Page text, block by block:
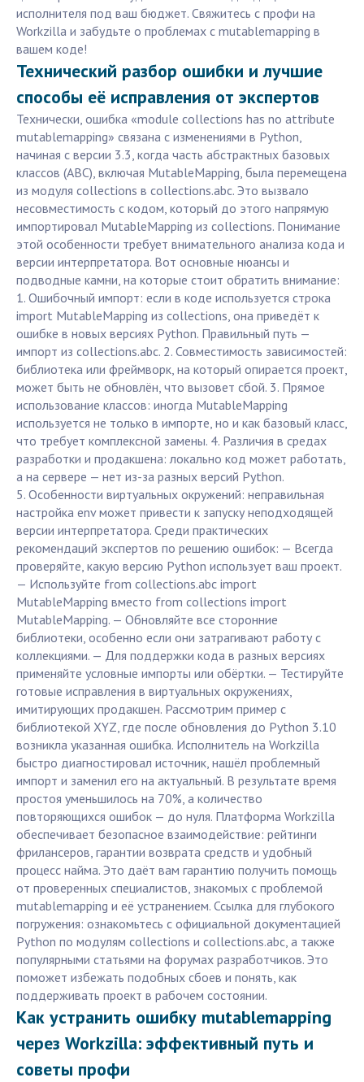
исполнителя под ваш бюджет. Свяжитесь с профи на
Workzilla и забудьте о проблемах с mutablemapping в
вашем коде!
Технический разбор ошибки и лучшие
способы её исправления от экспертов
Технически, ошибка «module collections has no attribute
mutablemapping» связана с изменениями в Python,
начиная с версии 3.3, когда часть абстрактных базовых
классов (ABC), включая MutableMapping, была перемещена
из модуля collections в collections.abc. Это вызвало
несовместимость с кодом, который до этого напрямую
импортировал MutableMapping из collections. Понимание
этой особенности требует внимательного анализа кода и
версии интерпретатора. Вот основные нюансы и
подводные камни, на которые стоит обратить внимание:
1. Ошибочный импорт: если в коде используется строка
import MutableMapping из collections, она приведёт к
ошибке в новых версиях Python. Правильный путь —
импорт из collections.abc. 2. Совместимость зависимостей:
библиотека или фреймворк, на который опирается проект,
может быть не обновлён, что вызовет сбой. 3. Прямое
использование классов: иногда MutableMapping
используется не только в импорте, но и как базовый класс,
что требует комплексной замены. 4. Различия в средах
разработки и продакшена: локально код может работать,
а на сервере — нет из-за разных версий Python.
5. Особенности виртуальных окружений: неправильная
настройка env может привести к запуску неподходящей
версии интерпретатора. Среди практических
рекомендаций экспертов по решению ошибок: — Всегда
проверяйте, какую версию Python использует ваш проект.
— Используйте from collections.abc import
MutableMapping вместо from collections import
MutableMapping. — Обновляйте все сторонние
библиотеки, особенно если они затрагивают работу с
коллекциями. — Для поддержки кода в разных версиях
применяйте условные импорты или обёртки. — Тестируйте
готовые исправления в виртуальных окружениях,
имитирующих продакшен. Рассмотрим пример с
библиотекой XYZ, где после обновления до Python 3.10
возникла указанная ошибка. Исполнитель на Workzilla
быстро диагностировал источник, нашёл проблемный
импорт и заменил его на актуальный. В результате время
простоя уменьшилось на 70%, а количество
повторяющихся ошибок — до нуля. Платформа Workzilla
обеспечивает безопасное взаимодействие: рейтинги
фрилансеров, гарантии возврата средств и удобный
процесс найма. Это даёт вам гарантию получить помощь
от проверенных специалистов, знакомых с проблемой
mutablemapping и её устранением. Ссылка для глубокого
погружения: ознакомьтесь с официальной документацией
Python по модулям collections и collections.abc, а также
популярными статьями на форумах разработчиков. Это
поможет избежать подобных сбоев и понять, как
поддерживать проект в рабочем состоянии.
Как устранить ошибку mutablemapping
через Workzilla: эффективный путь и
советы профи